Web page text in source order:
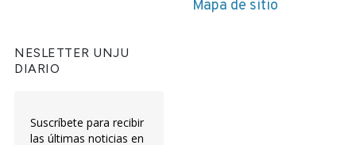
Mapa de sitio
NESLETTER UNJU
DIARIO
Suscríbete para recibir
las últimas noticias en